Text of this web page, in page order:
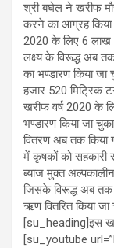
श्री बघेल ने खरीफ
करने का आग्रह किया
2020 के लिए 6 लाख
लक्ष्य के विरूद्ध अब
का भण्डारण किया
हजार 520 मिट्रिक
खरीफ वर्ष 2020 के
भण्डारण किया जा
वितरण अब तक किया
में कृषकों को सहकारी
ब्याज मुक्त अल्पकालीन
जिसके विरूद्ध अब तक
ऋण वितरित किया जा
[su_heading]इस
[su_youtube